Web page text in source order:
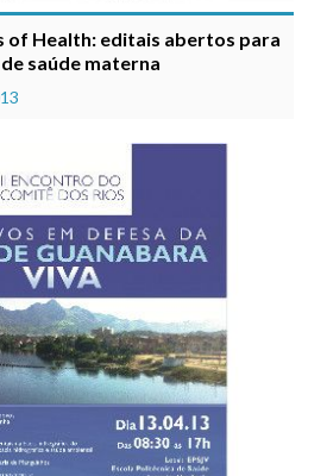
of Health: editais abertos para
saúde materna